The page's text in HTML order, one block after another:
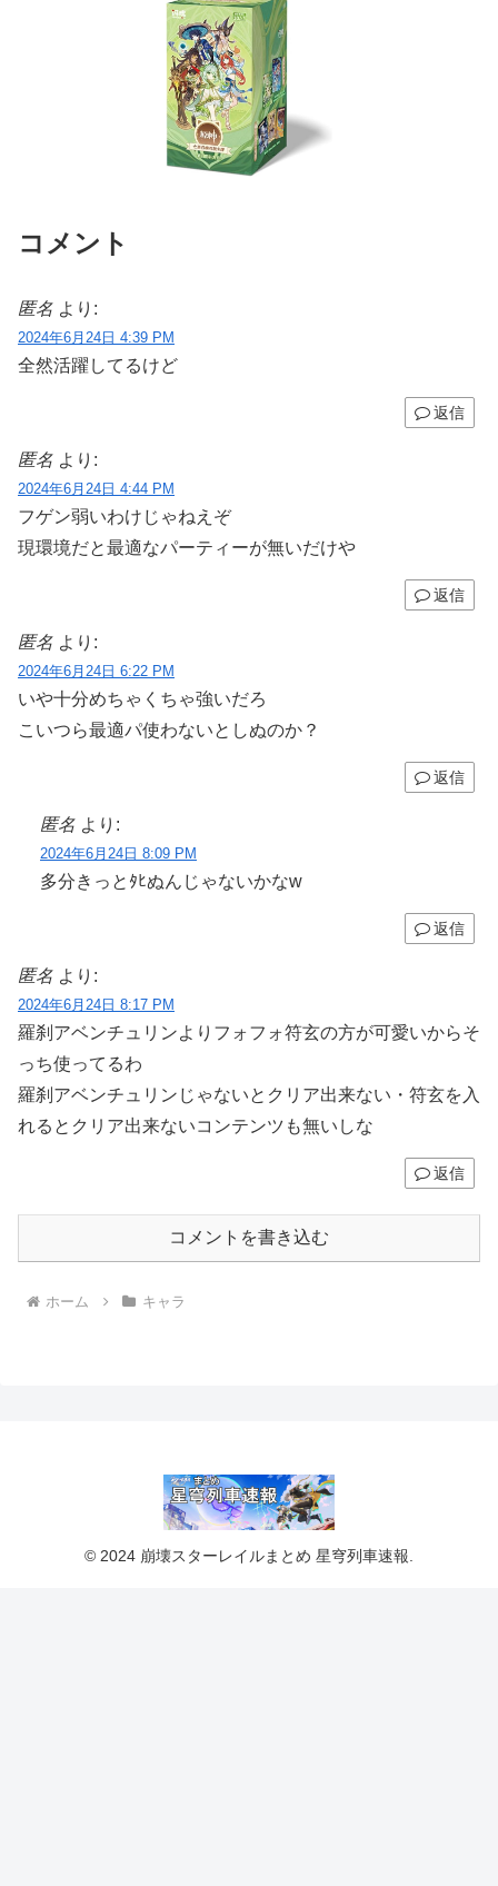
コメント
匿名 より:
2024年6月24日 4:39 PM
全然活躍してるけど
返信
匿名 より:
2024年6月24日 4:44 PM
フゲン弱いわけじゃねえぞ
現環境だと最適なパーティーが無いだけや
返信
匿名 より:
2024年6月24日 6:22 PM
いや十分めちゃくちゃ強いだろ
こいつら最適パ使わないとしぬのか？
返信
匿名 より:
2024年6月24日 8:09 PM
多分きっとﾀﾋぬんじゃないかなw
返信
匿名 より:
2024年6月24日 8:17 PM
羅刹アベンチュリンよりフォフォ符玄の方が可愛いからそ
っち使ってるわ
羅刹アベンチュリンじゃないとクリア出来ない・符玄を入
れるとクリア出来ないコンテンツも無いしな
返信
コメントを書き込む
ホーム キャラ
© 2024 崩壊スターレイルまとめ 星穹列車速報.